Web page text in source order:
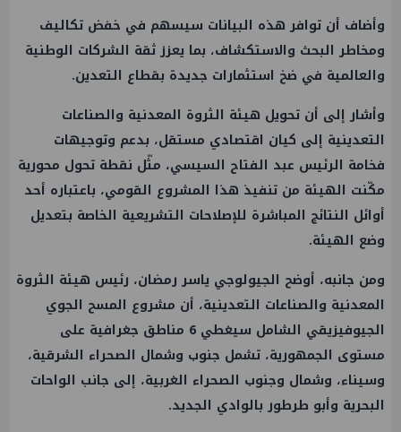
وأضاف أن توافر هذه البيانات سيسهم في خفض تكاليف
ومخاطر البحث والاستكشاف، بما يعزز ثقة الشركات الوطنية
والعالمية في ضخ استثمارات جديدة بقطاع التعدين.
وأشار إلى أن تحويل هيئة الثروة المعدنية والصناعات
التعدينية إلى كيان اقتصادي مستقل، بدعم وتوجيهات
فخامة الرئيس عبد الفتاح السيسي، مثّل نقطة تحول محورية
مكّنت الهيئة من تنفيذ هذا المشروع القومي، باعتباره أحد
أوائل النتائج المباشرة للإصلاحات التشريعية الخاصة بتعديل
وضع الهيئة.
ومن جانبه، أوضح الجيولوجي ياسر رمضان، رئيس هيئة الثروة
المعدنية والصناعات التعدينية، أن مشروع المسح الجوي
الجيوفيزيقي الشامل سيغطي 6 مناطق جغرافية على
مستوى الجمهورية، تشمل جنوب وشمال الصحراء الشرقية،
وسيناء، وشمال وجنوب الصحراء الغربية، إلى جانب الواحات
البحرية وأبو طرطور بالوادي الجديد.